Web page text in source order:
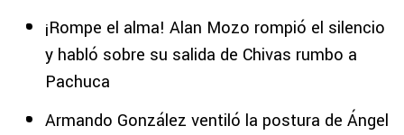
¡Rompe el alma! Alan Mozo rompió el silencio
y habló sobre su salida de Chivas rumbo a
Pachuca
Armando González ventiló la postura de Ángel